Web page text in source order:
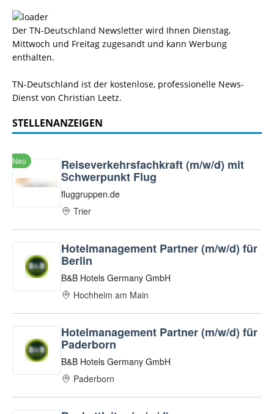
Der TN-Deutschland Newsletter wird Ihnen Dienstag,
Mittwoch und Freitag zugesandt und kann Werbung
enthalten.
TN-Deutschland ist der kostenlose, professionelle News-
Dienst von Christian Leetz.
STELLENANZEIGEN